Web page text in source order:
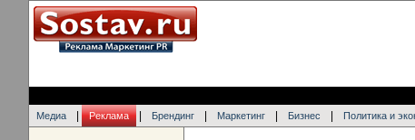
Медиа Реклама Брендинг Маркетинг Бизнес Политика и